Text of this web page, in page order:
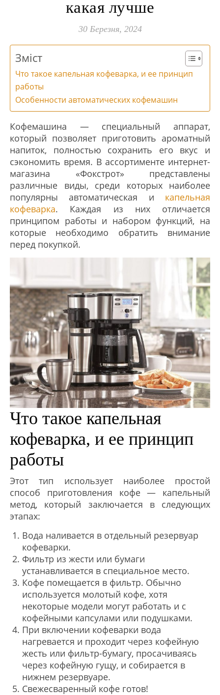
какая лучше
30 Березня, 2024
Зміст
Что такое капельная кофеварка, и ее принцип
работы
Особенности автоматических кофемашин
Кофемашина — специальный аппарат,
который позволяет приготовить ароматный
напиток, полностью сохранить его вкус и
сэкономить время. В ассортименте интернет-
магазина «Фокстрот» представлены
различные виды, среди которых наиболее
популярны автоматическая и капельная
кофеварка. Каждая из них отличается
принципом работы и набором функций, на
которые необходимо обратить внимание
перед покупкой.
Что такое капельная
кофеварка, и ее принцип
работы
Этот тип использует наиболее простой
способ приготовления кофе — капельный
метод, который заключается в следующих
этапах:
Вода наливается в отдельный резервуар
кофеварки.
Фильтр из жести или бумаги
устанавливается в специальное место.
Кофе помещается в фильтр. Обычно
используется молотый кофе, хотя
некоторые модели могут работать и с
кофейными капсулами или подушками.
При включении кофеварки вода
нагревается и проходит через кофейную
жесть или фильтр-бумагу, просачиваясь
через кофейную гущу, и собирается в
нижнем резервуаре.
Свежесваренный кофе готов!